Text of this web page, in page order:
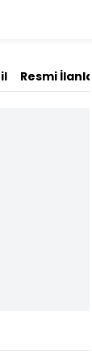
Resmi İlanlar